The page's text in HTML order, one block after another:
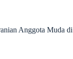
Anggota Muda